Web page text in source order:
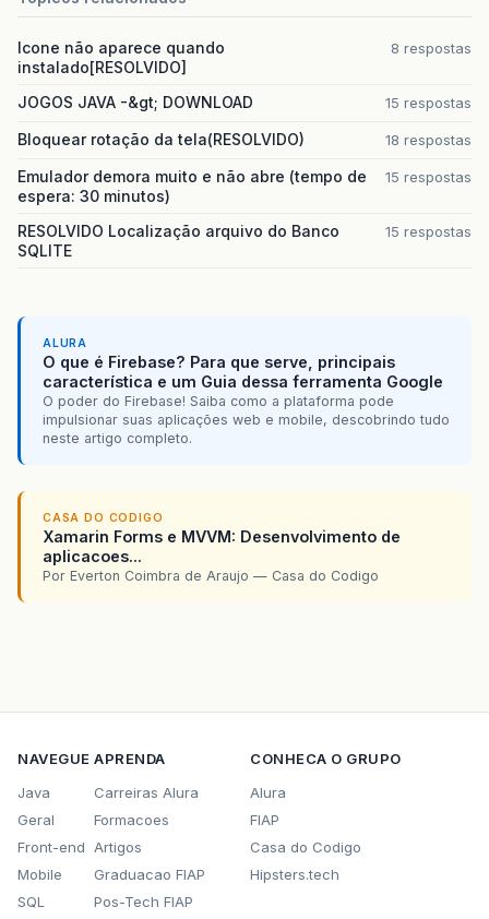
Icone não aparece quando
instalado[RESOLVIDO]
8 respostas
JOGOS JAVA -&gt; DOWNLOAD 15 respostas
Bloquear rotação da tela(RESOLVIDO) 18 respostas
Emulador demora muito e não abre (tempo de
espera: 30 minutos)
15 respostas
RESOLVIDO Localização arquivo do Banco
SQLITE
15 respostas
ALURA
O que é Firebase? Para que serve, principais
característica e um Guia dessa ferramenta Google
O poder do Firebase! Saiba como a plataforma pode
impulsionar suas aplicações web e mobile, descobrindo tudo
neste artigo completo.
CASA DO CODIGO
Xamarin Forms e MVVM: Desenvolvimento de
aplicacoes...
Por Everton Coimbra de Araujo — Casa do Codigo
NAVEGUE
Java
Geral
Front-end
Mobile
SQL
APRENDA
Carreiras Alura
Formacoes
Artigos
Graduacao FIAP
Pos-Tech FIAP
CONHECA O GRUPO
Alura
FIAP
Casa do Codigo
Hipsters.tech